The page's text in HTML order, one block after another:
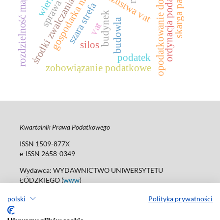
polski Polityka prywatności
szara strefa opodatkowanie dochodu
budynekbudowla
silos
podatek
zobowiązanie podatkowe
vat
Kwartalnik Prawa Podatkowego
ISSN 1509-877X
e-ISSN 2658-0349
Wydawca: WYDAWNICTWO UNIWERSYTETU
ŁÓDZKIEGO (www)
tel. 42 235 01 65; 42 635 55 80